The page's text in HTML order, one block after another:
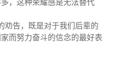
，这种荣耀感是无法替代
劝告，既是对于我们后辈的
而努力奋斗的信念的最好表